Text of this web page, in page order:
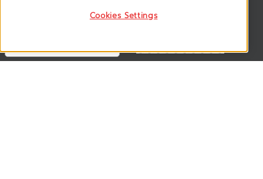
Cookies Settings